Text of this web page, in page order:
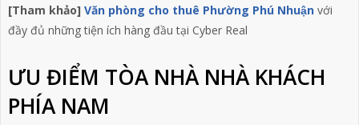
[Tham khảo] Văn phòng cho thuê Phường Phú Nhuận với
đầy đủ những tiện ích hàng đầu tại Cyber Real
ƯU ĐIỂM TÒA NHÀ NHÀ KHÁCH
PHÍA NAM